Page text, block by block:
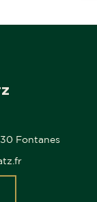
Fontanes